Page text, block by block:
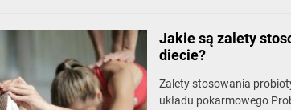
Jakie są zalety
diecie?
Zalety stosowania
układu pokarmowego